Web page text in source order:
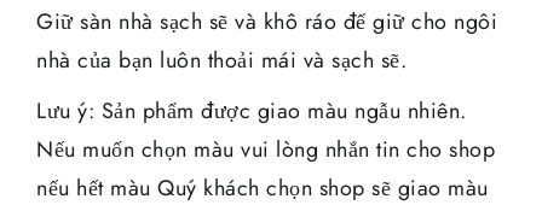
Giữ sàn nhà sạch sẽ và khô ráo để giữ cho ngôi
nhà của bạn luôn thoải mái và sạch sẽ.
Lưu ý: Sản phẩm được giao màu ngẫu nhiên.
Nếu muốn chọn màu vui lòng nhắn tin cho shop
nếu hết màu Quý khách chọn shop sẽ giao màu